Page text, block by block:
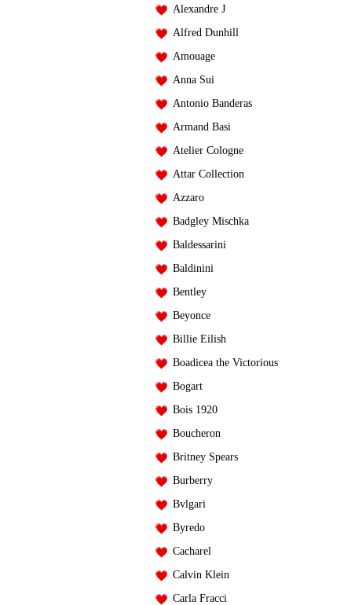
Alexandre J
Alfred Dunhill
Amouage
Anna Sui
Antonio Banderas
Armand Basi
Atelier Cologne
Attar Collection
Azzaro
Badgley Mischka
Baldessarini
Baldinini
Bentley
Beyonce
Billie Eilish
Boadicea the Victorious
Bogart
Bois 1920
Boucheron
Britney Spears
Burberry
Bvlgari
Byredo
Cacharel
Calvin Klein
Carla Fracci